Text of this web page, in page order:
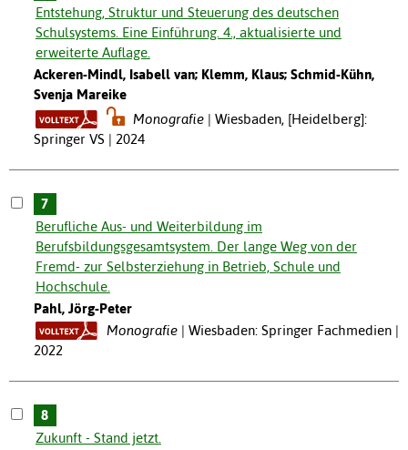
Entstehung, Struktur und Steuerung des deutschen
Schulsystems. Eine Einführung. 4., aktualisierte und
erweiterte Auflage.
Ackeren-Mindl, Isabell van; Klemm, Klaus; Schmid-Kühn,
Svenja Mareike
Monografie
Wiesbaden, [Heidelberg]:
Springer VS | 2024
7
Berufliche Aus- und Weiterbildung im
Berufsbildungsgesamtsystem. Der lange Weg von der
Fremd- zur Selbsterziehung in Betrieb, Schule und
Hochschule.
Pahl, Jörg-Peter
Monografie
Wiesbaden: Springer Fachmedien |
2022
8
Zukunft - Stand jetzt.